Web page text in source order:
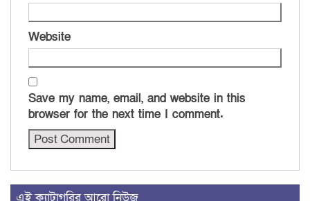
Website
Save my name, email, and website in this
browser for the next time I comment.